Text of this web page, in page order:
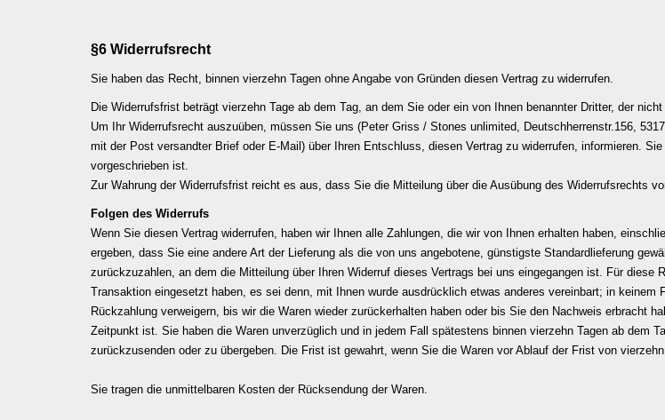
§6 Widerrufsrecht
Sie haben das Recht, binnen vierzehn Tagen ohne Angabe von Gründen diesen Vertrag zu widerrufen.
Die Widerrufsfrist beträgt vierzehn Tage ab dem Tag, an dem Sie oder ein von Ihnen benannter Dritter, der
Um Ihr Widerrufsrecht auszuüben, müssen Sie uns (Peter Griss / Stones unlimited, Deutschherrenstr.156,
mit der Post versandter Brief oder E-Mail) über Ihren Entschluss, diesen Vertrag zu widerrufen, informieren.
vorgeschrieben ist.
Zur Wahrung der Widerrufsfrist reicht es aus, dass Sie die Mitteilung über die Ausübung des Widerrufsrechts
Folgen des Widerrufs
Wenn Sie diesen Vertrag widerrufen, haben wir Ihnen alle Zahlungen, die wir von Ihnen erhalten haben,
ergeben, dass Sie eine andere Art der Lieferung als die von uns angebotene, günstigste Standardlieferung
zurückzuzahlen, an dem die Mitteilung über Ihren Widerruf dieses Vertrags bei uns eingegangen ist. Für
Transaktion eingesetzt haben, es sei denn, mit Ihnen wurde ausdrücklich etwas anderes vereinbart; in
Rückzahlung verweigern, bis wir die Waren wieder zurückerhalten haben oder bis Sie den Nachweis erbracht
Zeitpunkt ist. Sie haben die Waren unverzüglich und in jedem Fall spätestens binnen vierzehn Tagen ab dem
zurückzusenden oder zu übergeben. Die Frist ist gewahrt, wenn Sie die Waren vor Ablauf der Frist von vierzehn
Sie tragen die unmittelbaren Kosten der Rücksendung der Waren.